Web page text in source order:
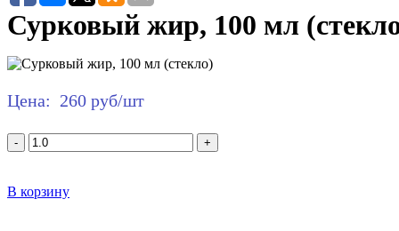
Сурковый жир, 100 мл
Цена: 260 руб/шт
- +
В корзину